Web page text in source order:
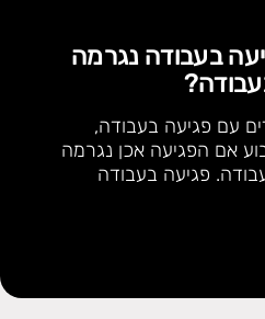
בעבודה נגרמה
עם פגיעה בעבודה,
אם הפגיעה אכן נגרמה
פגיעה בעבודה